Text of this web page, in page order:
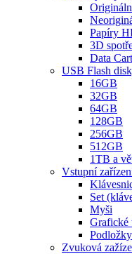
Papíry
3D
Data
USB Flash
16GB
32GB
64GB
128GB
256GB
512GB
1TB a
Vstupní
Set
Myši
Grafické
Zvuková